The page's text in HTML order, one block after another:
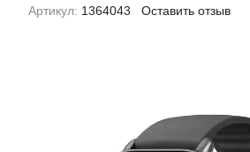
Артикул: 1364043 Оставить отзыв